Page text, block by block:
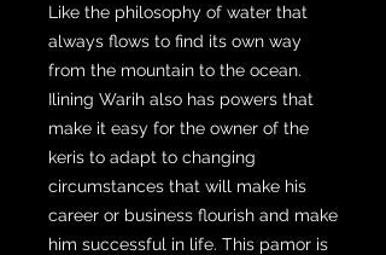
Like the philosophy of water that
always flows to find its own way
from the mountain to the ocean.
Ilining Warih also has powers that
make it easy for the owner of the
keris to adapt to changing
circumstances that will make his
career or business flourish and make
him successful in life. This pamor is